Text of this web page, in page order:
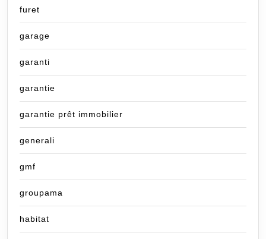
furet
garage
garanti
garantie
garantie prêt immobilier
generali
gmf
groupama
habitat